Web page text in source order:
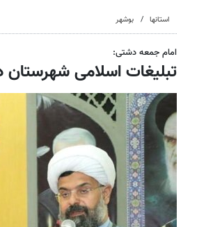
استانها بوشهر
امام جمعه دشتی:
تبلیغات اسلامی